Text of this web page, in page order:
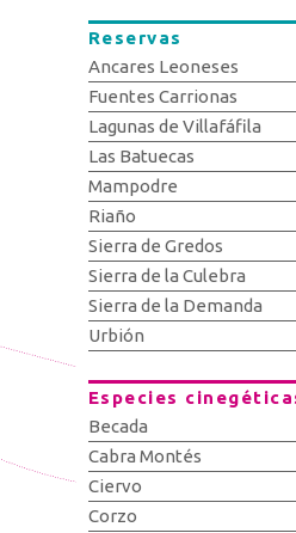
Reservas
Ancares Leoneses
Fuentes Carrionas
Lagunas de Villafáfila
Las Batuecas
Mampodre
Riaño
Sierra de Gredos
Sierra de la Culebra
Sierra de la Demanda
Urbión
Especies
Becada
Cabra Montés
Ciervo
Corzo